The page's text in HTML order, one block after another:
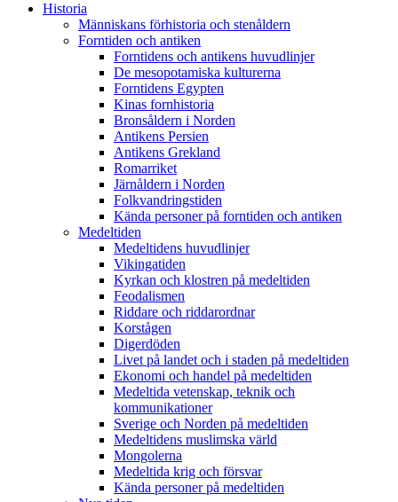
Historia
Människans förhistoria och stenåldern
Forntiden och antiken
Forntidens och antikens huvudlinjer
De mesopotamiska kulturerna
Forntidens Egypten
Kinas fornhistoria
Bronsåldern i Norden
Antikens Persien
Antikens Grekland
Romarriket
Järnåldern i Norden
Folkvandringstiden
Kända personer på forntiden och antiken
Medeltiden
Medeltidens huvudlinjer
Vikingatiden
Kyrkan och klostren på medeltiden
Feodalismen
Riddare och riddarordnar
Korstågen
Digerdöden
Livet på landet och i staden på medeltiden
Ekonomi och handel på medeltiden
Medeltida vetenskap, teknik och
kommunikationer
Sverige och Norden på medeltiden
Medeltidens muslimska värld
Mongolerna
Medeltida krig och försvar
Kända personer på medeltiden